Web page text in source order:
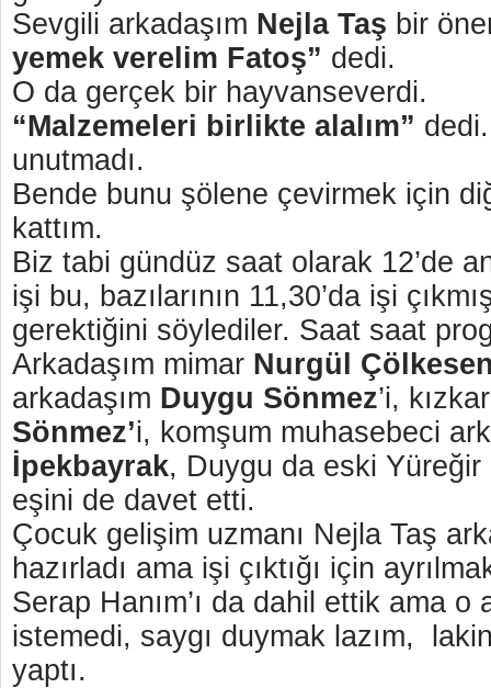
Sevgili arkadaşım Nejla Taş bir
yemek verelim Fatoş” dedi.
O da gerçek bir hayvanseverdi.
“Malzemeleri birlikte alalım”
unutmadı.
Bende bunu şölene çevirmek için
kattım.
Biz tabi gündüz saat olarak 12’de
işi bu, bazılarının 11,30’da işi
gerektiğini söylediler. Saat saat
Arkadaşım mimar Nurgül
arkadaşım Duygu Sönmez’i,
Sönmez’i, komşum muhasebeci
İpekbayrak, Duygu da eski Yüreğir
eşini de davet etti.
Çocuk gelişim uzmanı Nejla Taş
hazırladı ama işi çıktığı için
Serap Hanım’ı da dahil ettik ama o
istemedi, saygı duymak lazım,
yaptı.